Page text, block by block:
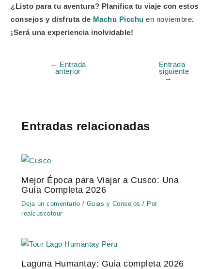
¿Listo para tu aventura? Planifica tu viaje con estos
consejos y disfruta de Machu Picchu en noviembre.
¡Será una experiencia inolvidable!
←
Entrada
anterior
Entrada
siguiente
→
Entradas relacionadas
Mejor Época para Viajar a Cusco: Una
Guía Completa 2026
Deja un comentario / Guias y Consejos / Por
realcuscotour
Laguna Humantay: Guia completa 2026